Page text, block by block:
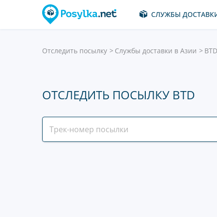
СЛУЖБЫ
Отследить посылку Службы доставки в Азии BTD
ОТСЛЕДИТЬ ПОСЫЛКУ BTD